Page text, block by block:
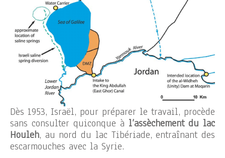
Dès 1953, Israël, pour préparer le travail, procède
sans consulter quiconque à l’assèchement du lac
Houleh, au nord du lac Tibériade, entraînant des
escarmouches avec la Syrie.